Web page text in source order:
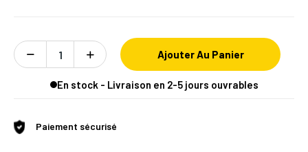
Ajouter Au Panier
En stock - Livraison en 2-5 jours ouvrables
Paiement sécurisé